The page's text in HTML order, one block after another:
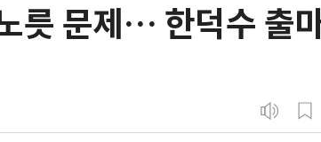
릇 문제… 한덕수 출